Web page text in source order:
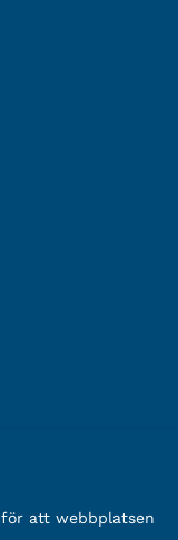
för att webbplatsen